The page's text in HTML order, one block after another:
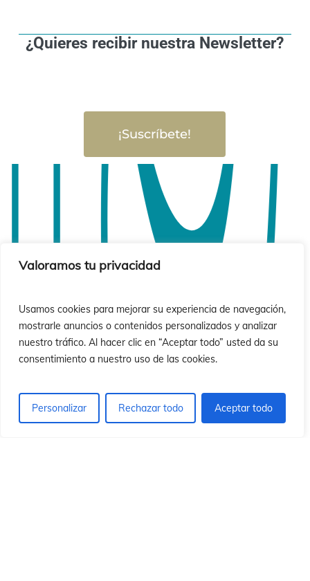
Valoramos tu privacidad
Usamos cookies para mejorar su experiencia de navegación,
mostrarle anuncios o contenidos personalizados y analizar
nuestro tráfico. Al hacer clic en “Aceptar todo” usted da su
consentimiento a nuestro uso de las cookies.
Personalizar Rechazar todo Aceptar todo
¿Quieres recibir nuestra Newsletter?
¡Suscríbete!